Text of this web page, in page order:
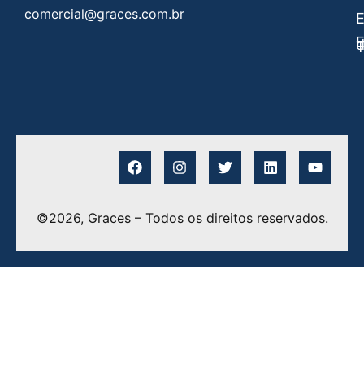
comercial@graces.com.br
©2026, Graces – Todos os direitos reservados.